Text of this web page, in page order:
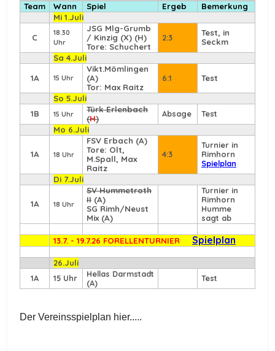
Team Wann Spiel Ergeb
Bemerkung
Mi 1.Juli
C
18.30
Uhr
JSG Mlg-Grumb
/ Kinzig (X) (H)
Tore: Schuchert
2:3
Test, in
Seckm
Sa 4.Juli
1A 15 Uhr
Vikt.Mömlingen
(A)
Tor: Max Raitz
6:1 Test
So 5.Juli
1B
15 Uhr
Türk Erlenbach
(H) Absage
Test
Mo 6.Juli
1A 18 Uhr
FSV Erbach (A)
Tore: Olt,
M.Spall, Max
Raitz
4:3
Turnier in
Rimhorn
Spielplan
Di 7.Juli
1A 18 Uhr
SV Hummetroth
II (A)
SG Rimh/Neust
Mix (A)
Turnier in
Rimhorn
Humme
sagt ab
13.7. - 19.7.26 FORELLENTURNIER Spielplan
26.Juli
1A
15 Uhr
Hellas Darmstadt
(A)
Test
Der Vereinsspielplan hier.....